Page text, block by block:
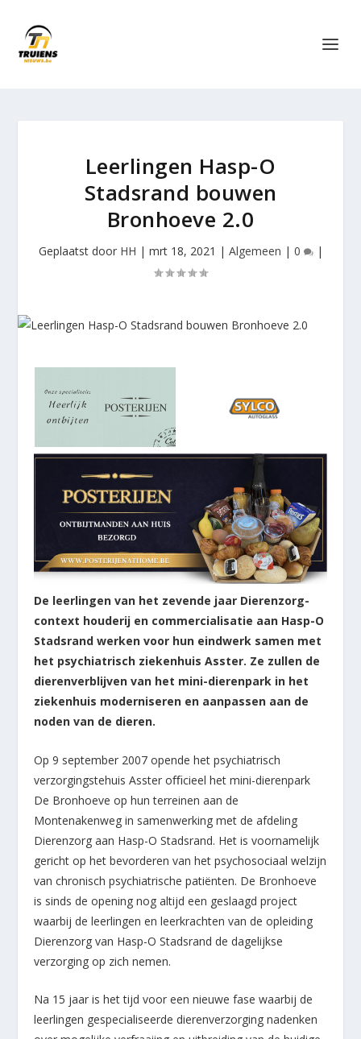
Leerlingen Hasp-O
Stadsrand bouwen
Bronhoeve 2.0
Geplaatst door HH | mrt 18, 2021 | Algemeen | 0 |
De leerlingen van het zevende jaar Dierenzorg-
context houderij en commercialisatie aan Hasp-O
Stadsrand werken voor hun eindwerk samen met
het psychiatrisch ziekenhuis Asster. Ze zullen de
dierenverblijven van het mini-dierenpark in het
ziekenhuis moderniseren en aanpassen aan de
noden van de dieren.
Op 9 september 2007 opende het psychiatrisch
verzorgingstehuis Asster oﬃcieel het mini-dierenpark
De Bronhoeve op hun terreinen aan de
Montenakenweg in samenwerking met de afdeling
Dierenzorg aan Hasp-O Stadsrand. Het is voornamelijk
gericht op het bevorderen van het psychosociaal welzijn
van chronisch psychiatrische patiënten. De Bronhoeve
is sinds de opening nog altijd een geslaagd project
waarbij de leerlingen en leerkrachten van de opleiding
Dierenzorg van Hasp-O Stadsrand de dagelijkse
verzorging op zich nemen.
Na 15 jaar is het tijd voor een nieuwe fase waarbij de
leerlingen gespecialiseerde dierenverzorging nadenken